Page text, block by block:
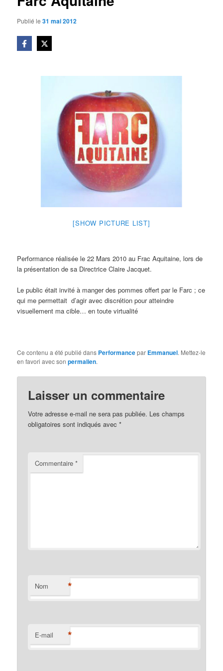
Publié le31 mai 2012
[SHOW PICTURE LIST]
Performance réalisée le 22 Mars 2010 au Frac Aquitaine, lors de
la présentation de sa Directrice Claire Jacquet.
Le public était invité à manger des pommes offert par le Farc ; ce
qui me permettait d’agir avec discrétion pour atteindre
visuellement ma cible… en toute virtualité
Ce contenu a été publié dans Performancepar Emmanuel. Mettez-le
en favori avec sonpermalien.
Laisser un commentaire
Votre adresse e-mail ne sera pas publiée. Les champs
obligatoires sont indiqués avec*
Commentaire*
Nom *
E-mail *